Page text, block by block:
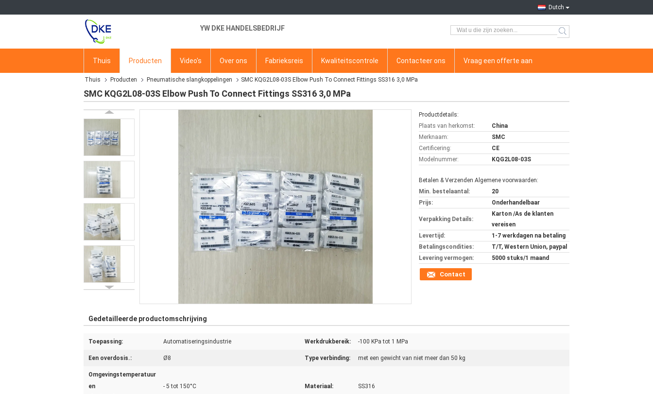
Dutch
YW DKE HANDELSBEDRIJF
Thuis Producten Video's Over ons Fabrieksreis Kwaliteitscontrole Contacteer ons Vraag een offerte aan
Thuis Producten Pneumatische slangkoppelingen SMC KQG2L08-03S Elbow Push To Connect Fittings SS316 3,0 MPa
SMC KQG2L08-03S Elbow Push To Connect Fittings SS316 3,0 MPa
Productdetails:
Plaats van herkomst:
China
Merknaam:
SMC
Certificering:
CE
Modelnummer:
KQG2L08-03S
Betalen & Verzenden Algemene voorwaarden:
Min. bestelaantal:
20
Prijs:
Onderhandelbaar
Verpakking Details:
Karton /As de klanten
vereisen
Levertijd:
1-7 werkdagen na betaling
Betalingscondities:
T/T, Western Union, paypal
Levering vermogen:
5000 stuks/1 maand
Contact
Gedetailleerde productomschrijving
Toepassing: Automatiseringsindustrie Werkdrukbereik: -100 KPa tot 1 MPa
Een overdosis.: Ø8 Type verbinding: met een gewicht van niet meer dan 50 kg
Omgevingstemperatuur
en
- 5 tot 150°C Materiaal: SS316